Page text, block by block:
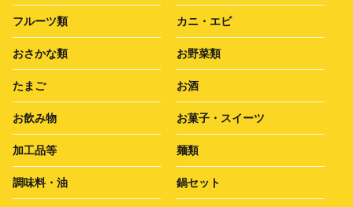
フルーツ類 カニ・エビ
おさかな類 お野菜類
たまご お酒
お飲み物 お菓子・スイーツ
加工品等 麺類
調味料・油 鍋セット